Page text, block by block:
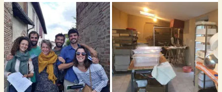
Pépitons aux pépites de chocolat
Nous avons également à coeur le développement paysager et écologique
de la ferme: nous plantons beaucoup d'arbres de haies et en agroforesterie.